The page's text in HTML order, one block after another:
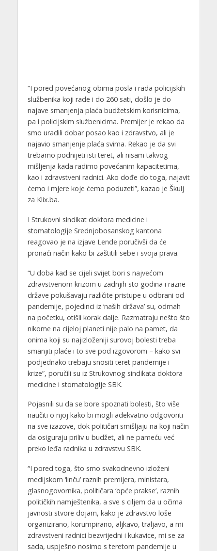
“I pored povećanog obima posla i rada policijskih
službenika koji rade i do 260 sati, došlo je do
najave smanjenja plaća budžetskim korisnicima,
pa i policijskim službenicima. Premijer je rekao da
smo uradili dobar posao kao i zdravstvo, ali je
najavio smanjenje plaća svima. Rekao je da svi
trebamo podnijeti isti teret, ali nisam takvog
mišljenja kada radimo povećanim kapacitetima,
kao i zdravstveni radnici. Ako dođe do toga, najavit
ćemo i mjere koje ćemo poduzeti”, kazao je Škulj
za Klix.ba.
I Strukovni sindikat doktora medicine i
stomatologije Srednjobosanskog kantona
reagovao je na izjave Lende poručivši da će
pronaći način kako bi zaštitili sebe i svoja prava.
“U doba kad se cijeli svijet bori s najvećom
zdravstvenom krizom u zadnjih sto godina i razne
države pokušavaju različite pristupe u odbrani od
pandemije, pojedinci iz ‘naših država’ su, odmah
na početku, otišli korak dalje. Razmatraju nešto što
nikome na cijeloj planeti nije palo na pamet, da
onima koji su najizloženiji surovoj bolesti treba
smanjiti plaće i to sve pod izgovorom – kako svi
podjednako trebaju snositi teret pandemije i
krize”, poručili su iz Strukovnog sindikata doktora
medicine i stomatologije SBK.
Pojasnili su da se bore spoznati bolesti, što više
naučiti o njoj kako bi mogli adekvatno odgovoriti
na sve izazove, dok političari smišljaju na koji način
da osiguraju priliv u budžet, ali ne pameću već
preko leđa radnika u zdravstvu SBK.
“I pored toga, što smo svakodnevno izloženi
medijskom ‘linču’ raznih premijera, ministara,
glasnogovornika, političara ‘opće prakse’, raznih
političkih namještenika, a sve s ciljem da u očima
javnosti stvore dojam, kako je zdravstvo loše
organizirano, korumpirano, aljkavo, traljavo, a mi
zdravstveni radnici bezvrijedni i kukavice, mi se za
sada, uspješno nosimo s teretom pandemije u